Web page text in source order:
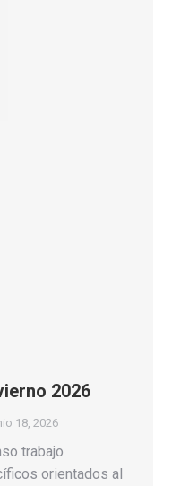
2026
18, 2026
trabajo
orientados al